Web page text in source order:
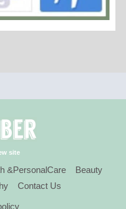
site
&PersonalCare
Beauty
Contact Us